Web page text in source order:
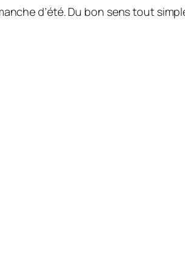
d’été. Du bon sens tout